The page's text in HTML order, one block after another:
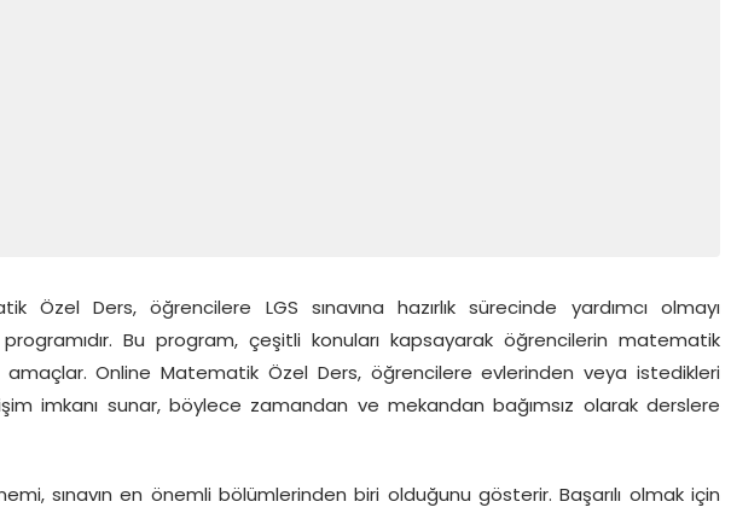
Özel Ders, öğrencilere LGS sınavına hazırlık sürecinde yardımcı olmayı
Bu program, çeşitli konuları kapsayarak öğrencilerin matematik
amaçlar. Online Matematik Özel Ders, öğrencilere evlerinden veya istedikleri
imkanı sunar, böylece zamandan ve mekandan bağımsız olarak derslere
sınavın en önemli bölümlerinden biri olduğunu gösterir. Başarılı olmak için